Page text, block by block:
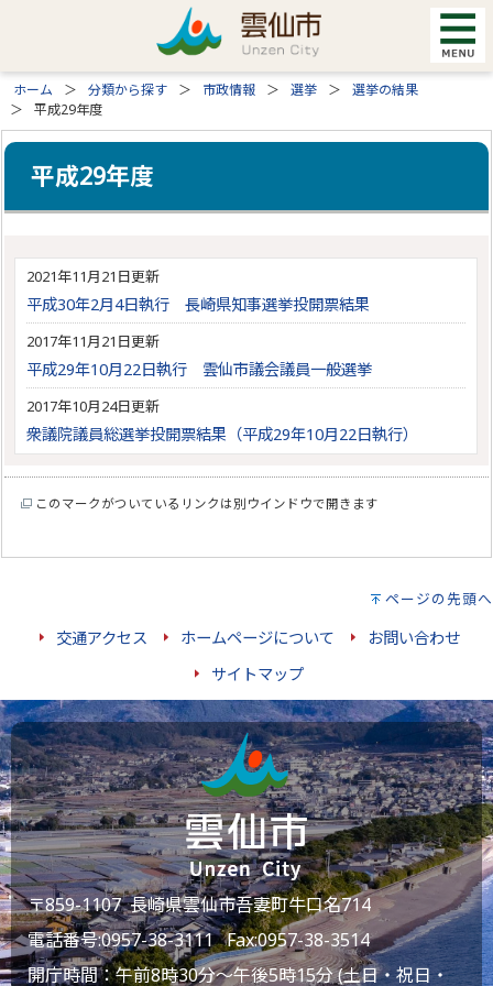
ホーム 分類から探す 市政情報 選挙
選挙の結果
平成29年度
平成29年度
2021年11月21日更新
平成30年2月4日執行 長崎県知事選挙投開票結果
2017年11月21日更新
平成29年10月22日執行 雲仙市議会議員一般選挙
2017年10月24日更新
衆議院議員総選挙投開票結果（平成29年10月22日執行）
このマークがついているリンクは別ウインドウで開きます
ページの先頭へ
交通アクセス ホームページについて
お問い合わせ
サイトマップ
〒859-1107 長崎県雲仙市吾妻町牛口名714
電話番号:0957-38-3111Fax:0957-38-3514
開庁時間：午前8時30分～午後5時15分 (土日・祝日・